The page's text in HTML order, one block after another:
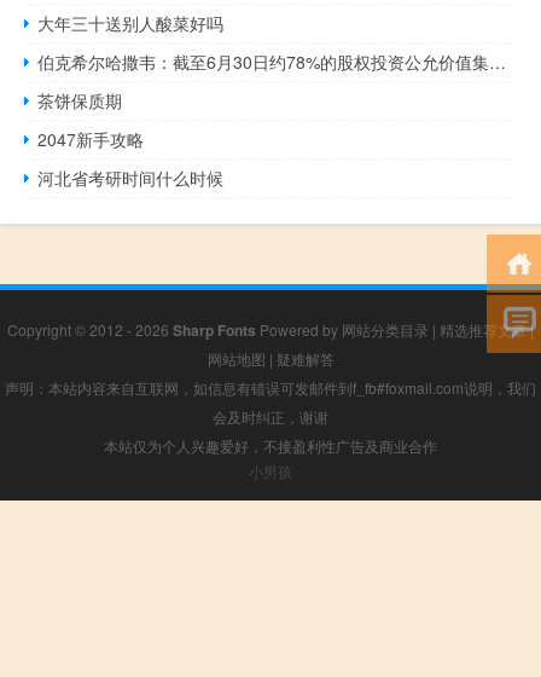
大年三十送别人酸菜好吗
伯克希尔哈撒韦：截至6月30日约78%的股权投资公允价值集中在美国运通、苹果、美国银行、雪佛龙和可口可乐公司在第二季度买入了45.7亿美元的股票同时卖出了125.5亿美元的股票二季度大约14亿美元用于股票回购
茶饼保质期
2047新手攻略
河北省考研时间什么时候
Copyright © 2012 - 2026 Sharp Fonts Powered by 网站分类目录 | 精选推荐文章|
网站地图 | 疑难解答
声明：本站内容来自互联网，如信息有错误可发邮件到f_fb#foxmail.com说明，我们
会及时纠正，谢谢
本站仅为个人兴趣爱好，不接盈利性广告及商业合作
小男孩